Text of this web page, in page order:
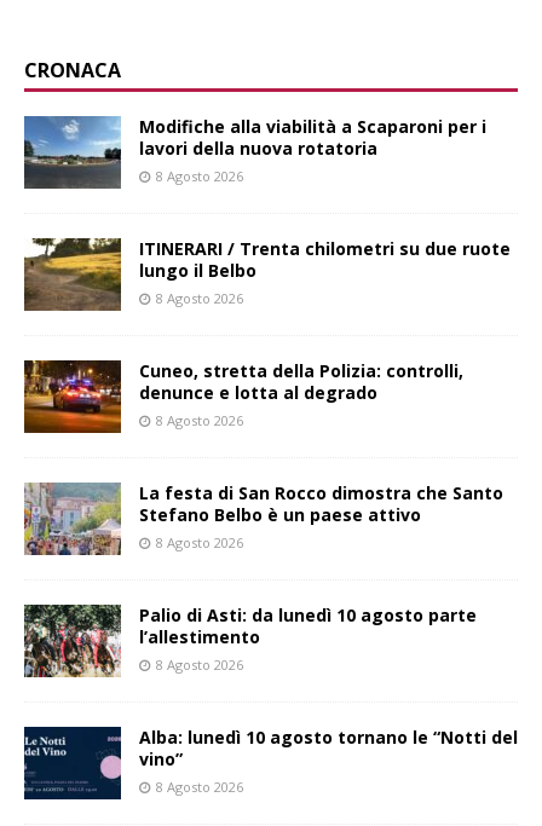
CRONACA
Modifiche alla viabilità a Scaparoni per i
lavori della nuova rotatoria
8 Agosto 2026
ITINERARI / Trenta chilometri su due ruote
lungo il Belbo
8 Agosto 2026
Cuneo, stretta della Polizia: controlli,
denunce e lotta al degrado
8 Agosto 2026
La festa di San Rocco dimostra che Santo
Stefano Belbo è un paese attivo
8 Agosto 2026
Palio di Asti: da lunedì 10 agosto parte
l’allestimento
8 Agosto 2026
Alba: lunedì 10 agosto tornano le “Notti del
vino”
8 Agosto 2026